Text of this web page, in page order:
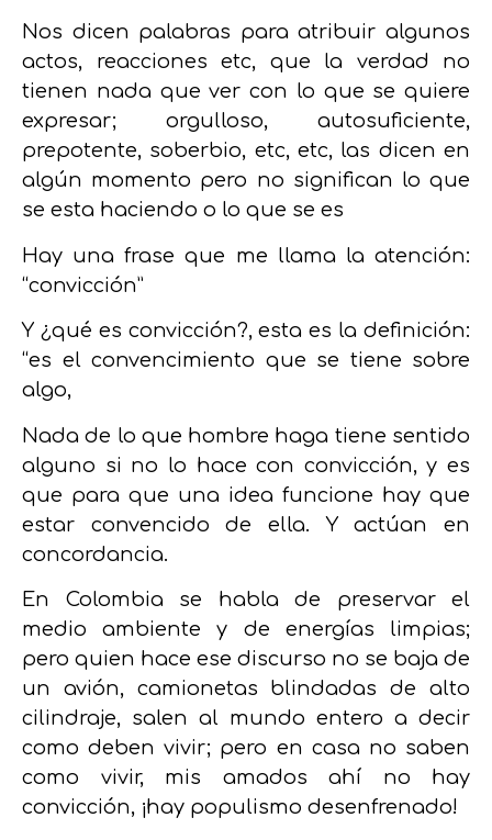
Nos dicen palabras para atribuir algunos
actos, reacciones etc, que la verdad no
tienen nada que ver con lo que se quiere
expresar; orgulloso, autosuficiente,
prepotente, soberbio, etc, etc, las dicen en
algún momento pero no significan lo que
se esta haciendo o lo que se es
Hay una frase que me llama la atención:
“convicción”
Y ¿qué es convicción?, esta es la definición:
“es el convencimiento que se tiene sobre
algo,
Nada de lo que hombre haga tiene sentido
alguno si no lo hace con convicción, y es
que para que una idea funcione hay que
estar convencido de ella. Y actúan en
concordancia.
En Colombia se habla de preservar el
medio ambiente y de energías limpias;
pero quien hace ese discurso no se baja de
un avión, camionetas blindadas de alto
cilindraje, salen al mundo entero a decir
como deben vivir; pero en casa no saben
como vivir, mis amados ahí no hay
convicción, ¡hay populismo desenfrenado!